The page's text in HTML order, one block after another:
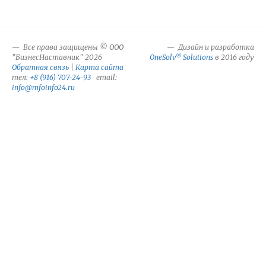
Все права защищены © ООО
"БизнесНаставник" 2026
Обратная связь
Карта сайта
тел: +8 (916) 707-24-93 email:
info@mfoinfo24.ru
Дизайн и разработка
OneSolv® Solutions в 2016 году